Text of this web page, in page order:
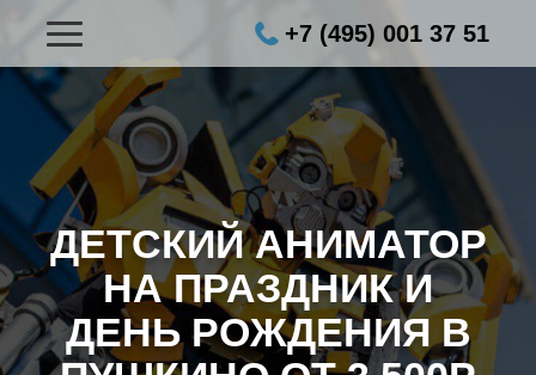
+7 (495) 001 37 51
ДЕТСКИЙ АНИМАТОР
НА ПРАЗДНИК И
ДЕНЬ РОЖДЕНИЯ В